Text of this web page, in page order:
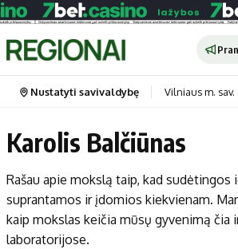
Portalas
Pradinis puslapis
Savivaldybės
Naujausi
Gyvenimas
Nustatyti savivaldybę Vilniaus m. sav.
Karolis Balčiūnas
Rašau apie mokslą taip, kad sudėtingos
suprantamos ir įdomios kiekvienam.
kaip mokslas keičia mūsų gyvenimą čia
laboratorijose.